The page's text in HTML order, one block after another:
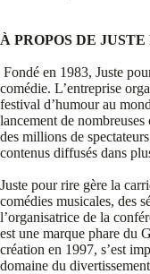
À PROPOS DE
Fondé en 1983, Juste
comédie. L’entreprise
festival d’humour au
lancement de
des millions de
contenus diffusés dans
Juste pour rire gère la
comédies musicales, des
l’organisatrice de la
est une marque phare du
création en 1997, s’est
domaine du